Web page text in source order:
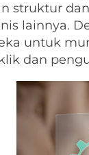
struktur
lainnya.
untuk
dan